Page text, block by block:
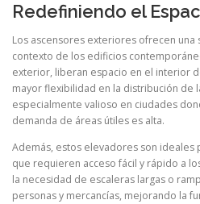
Redefiniendo el
Los ascensores exteriores ofrecen
contexto de los edificios
exterior, liberan espacio en el interior
mayor flexibilidad en la distribución de
especialmente valioso en ciudades
demanda de áreas útiles es alta.
Además, estos elevadores son ideales
que requieren acceso fácil y rápido a
la necesidad de escaleras largas o
personas y mercancías, mejorando la